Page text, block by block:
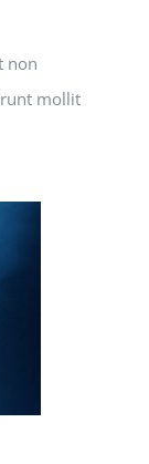
non
mollit